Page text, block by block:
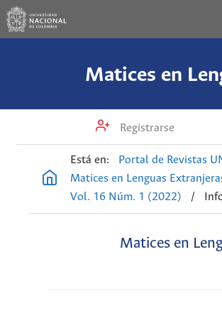
Matices en
Registrarse
Está en: Portal de Revistas
Matices en Lenguas
Vol. 16 Núm. 1 (2022)
/
Matices en